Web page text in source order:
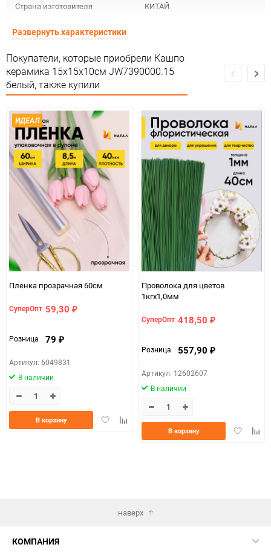
Страна изготовителя КИТАЙ
Предназначение товара
Сертификация Не подлежит сертификации
Особые условия Особых условий не требует
Единица измерения шт
Развернуть характеристики
Покупатели, которые приобрели Кашпо
керамика 15х15х10см JW7390000.15
белый, также купили
ИДЕАЛ
Пленка прозрачная 60см
СуперОпт 59,30 ₽
Розница 79 ₽
Артикул: 6049831
В наличии
ДобавитьДобавить
сравнению
В корзину
Проволока для цветов
1кгx1,0мм
СуперОпт 418,50 ₽
Розница 557,90 ₽
Артикул: 12602607
В наличии
Добавить
В корзину
наверх
КОМПАНИЯ